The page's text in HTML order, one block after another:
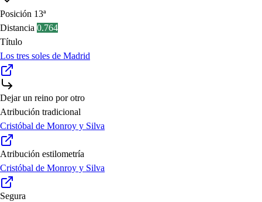
Posición 13ª
Distancia 0.764
Título
Los tres soles de Madrid
Dejar un reino por otro
Atribución tradicional
Cristóbal de Monroy y Silva
Atribución estilometría
Cristóbal de Monroy y Silva
Segura